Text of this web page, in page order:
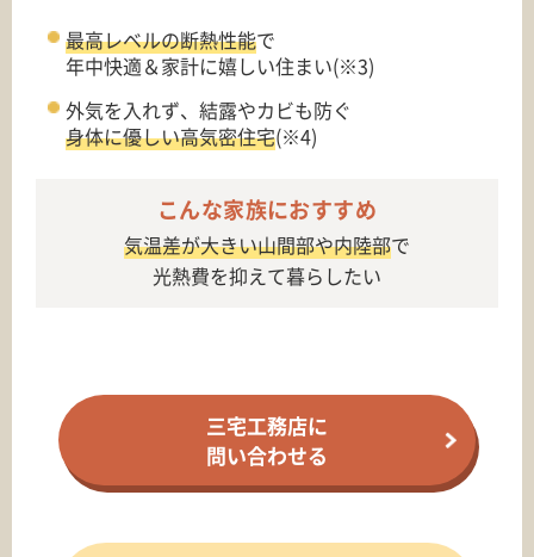
最高レベルの断熱性能で
年中快適＆家計に嬉しい住まい(※3)
外気を入れず、結露やカビも防ぐ
身体に優しい高気密住宅(※4)
こんな家族におすすめ
気温差が大きい山間部や内陸部で
光熱費を抑えて暮らしたい
三宅工務店に
問い合わせる